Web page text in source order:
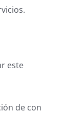
este
de con